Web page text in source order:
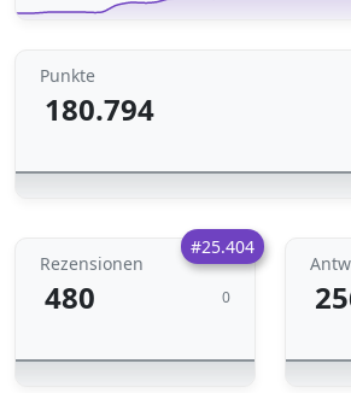
Punkte
180.794
#25.404
Rezensionen
480 0